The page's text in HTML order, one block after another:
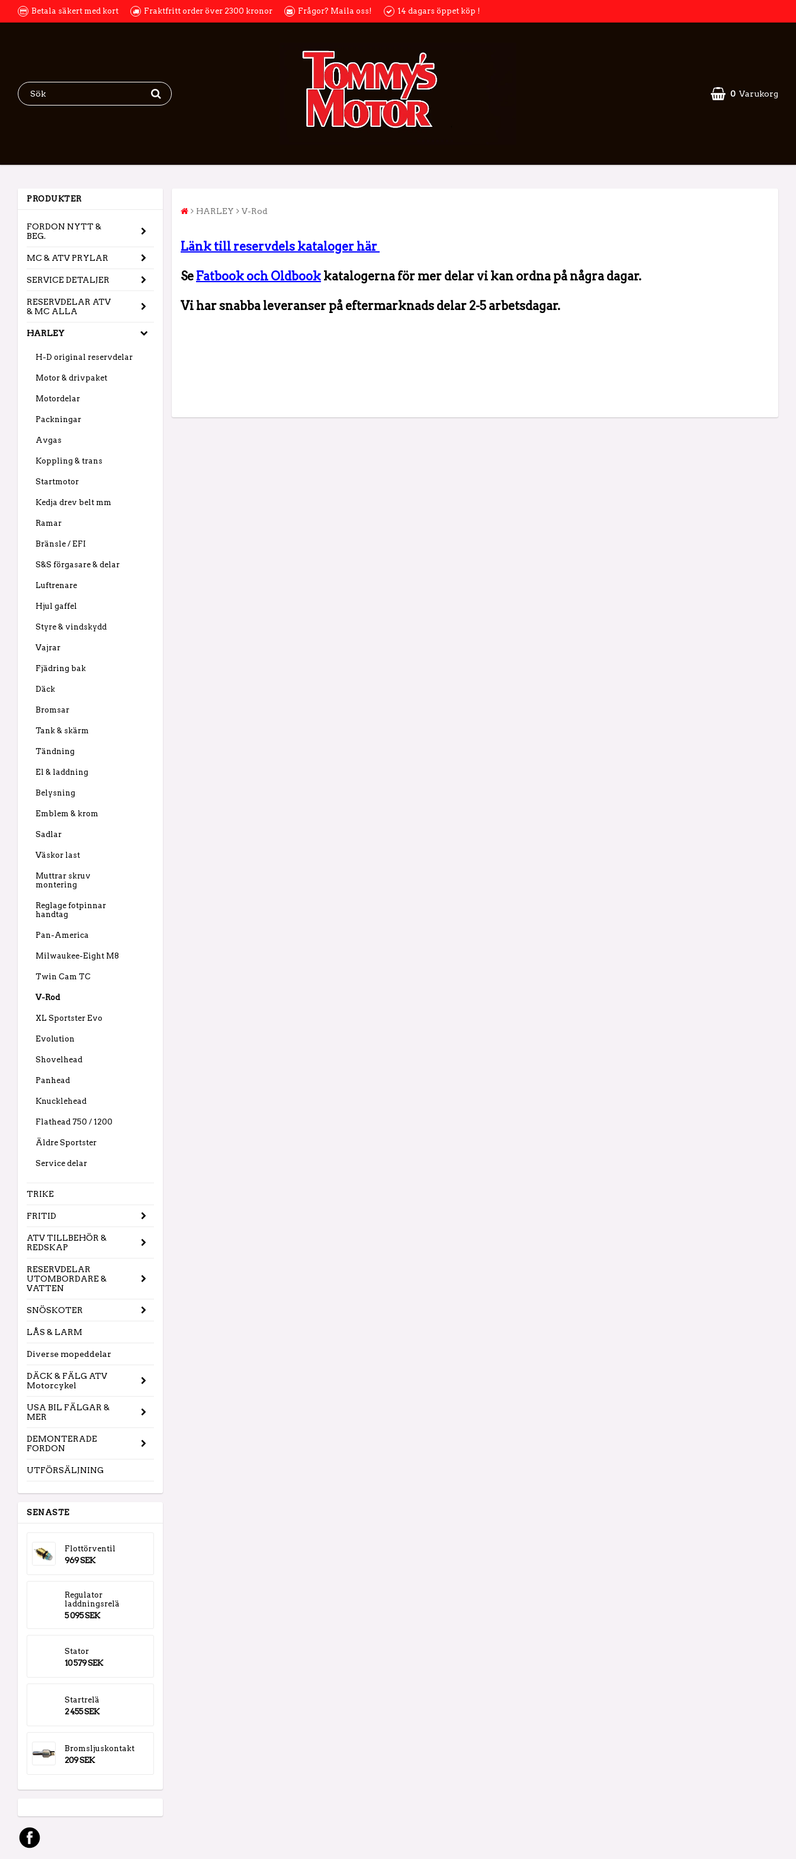
Betala säkert med kort Fraktfritt order över 2300 kronor Frågor? Maila oss! 14 dagars öppet köp !
0 Varukorg
PRODUKTER
FORDON NYTT &
BEG.
MC & ATV PRYLAR
SERVICE DETALJER
RESERVDELAR ATV
& MC ALLA
HARLEY
H-D original reservdelar
Motor & drivpaket
Motordelar
Packningar
Avgas
Koppling & trans
Startmotor
Kedja drev belt mm
Ramar
Bränsle / EFI
S&S förgasare & delar
Luftrenare
Hjul gaffel
Styre & vindskydd
Vajrar
Fjädring bak
Däck
Bromsar
Tank & skärm
Tändning
El & laddning
Belysning
Emblem & krom
Sadlar
Väskor last
Muttrar skruv
montering
Reglage fotpinnar
handtag
Pan-America
Milwaukee-Eight M8
Twin Cam TC
V-Rod
XL Sportster Evo
Evolution
Shovelhead
Panhead
Knucklehead
Flathead 750 / 1200
Äldre Sportster
Service delar
TRIKE
FRITID
ATV TILLBEHÖR &
REDSKAP
RESERVDELAR
UTOMBORDARE &
VATTEN
SNÖSKOTER
LÅS & LARM
Diverse mopeddelar
DÄCK & FÄLG ATV
Motorcykel
USA BIL FÄLGAR &
MER
DEMONTERADE
FORDON
UTFÖRSÄLJNING
SENASTE
Flottörventil
969 SEK
Regulator
laddningsrelä
5 095 SEK
Stator
10 579 SEK
Startrelä
2 455 SEK
Bromsljuskontakt
209 SEK
HARLEY V-Rod
Länk till reservdels kataloger här
Se Fatbook och Oldbook katalogerna för mer delar vi kan ordna på några dagar.
Vi har snabba leveranser på eftermarknads delar 2-5 arbetsdagar.